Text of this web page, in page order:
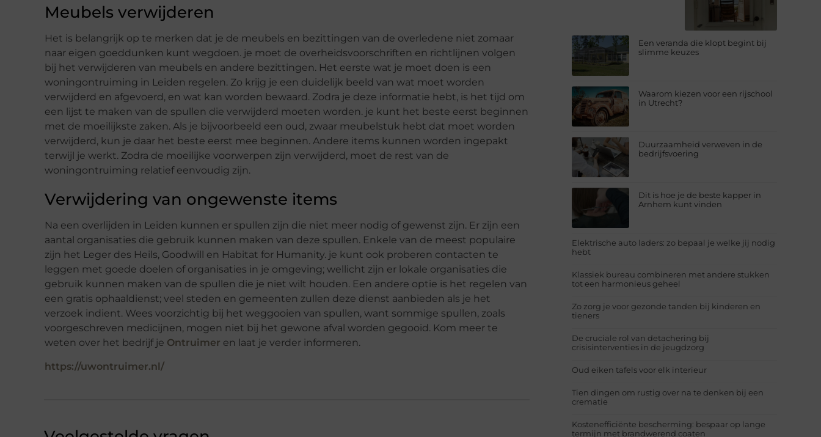
Meubels verwijderen
Het is belangrijk op te merken dat je de meubels en bezittingen van de overledene niet zomaar
naar eigen goeddunken kunt wegdoen. je moet de overheidsvoorschriften en richtlijnen volgen
bij het verwijderen van meubels en andere bezittingen. Het eerste wat je moet doen is een
woningontruiming in Leiden regelen. Zo krijg je een duidelijk beeld van wat moet worden
verwijderd en afgevoerd, en wat kan worden bewaard. Zodra je deze informatie hebt, is het tijd om
een lijst te maken van de spullen die verwijderd moeten worden. je kunt het beste eerst beginnen
met de moeilijkste zaken. Als je bijvoorbeeld een oud, zwaar meubelstuk hebt dat moet worden
verwijderd, kun je daar het beste eerst mee beginnen. Andere items kunnen worden ingepakt
terwijl je werkt. Zodra de moeilijke voorwerpen zijn verwijderd, moet de rest van de
woningontruiming relatief eenvoudig zijn.
Verwijdering van ongewenste items
Na een overlijden in Leiden kunnen er spullen zijn die niet meer nodig of gewenst zijn. Er zijn een
aantal organisaties die gebruik kunnen maken van deze spullen. Enkele van de meest populaire
zijn het Leger des Heils, Goodwill en Habitat for Humanity. je kunt ook proberen contacten te
leggen met goede doelen of organisaties in je omgeving; wellicht zijn er lokale organisaties die
gebruik kunnen maken van de spullen die je niet wilt houden. Een andere optie is het regelen van
een gratis ophaaldienst; veel steden en gemeenten zullen deze dienst aanbieden als je het
verzoek indient. Wees voorzichtig bij het weggooien van spullen, want sommige spullen, zoals
voorgeschreven medicijnen, mogen niet bij het gewone afval worden gegooid. Kom meer te
weten over het bedrijf je Ontruimer en laat je verder informeren.
https://uwontruimer.nl/
Een veranda die klopt begint bij
slimme keuzes
Waarom kiezen voor een rijschool
in Utrecht?
Duurzaamheid verweven in de
bedrijfsvoering
Dit is hoe je de beste kapper in
Arnhem kunt vinden
Elektrische auto laders: zo bepaal je welke jij nodig
hebt
Klassiek bureau combineren met andere stukken
tot een harmonieus geheel
Zo zorg je voor gezonde tanden bij kinderen en
tieners
De cruciale rol van detachering bij
crisisinterventies in de jeugdzorg
Oud eiken tafels voor elk interieur
Tien dingen om rustig over na te denken bij een
crematie
Kostenefficiënte bescherming: bespaar op lange
termijn met brandwerend coaten